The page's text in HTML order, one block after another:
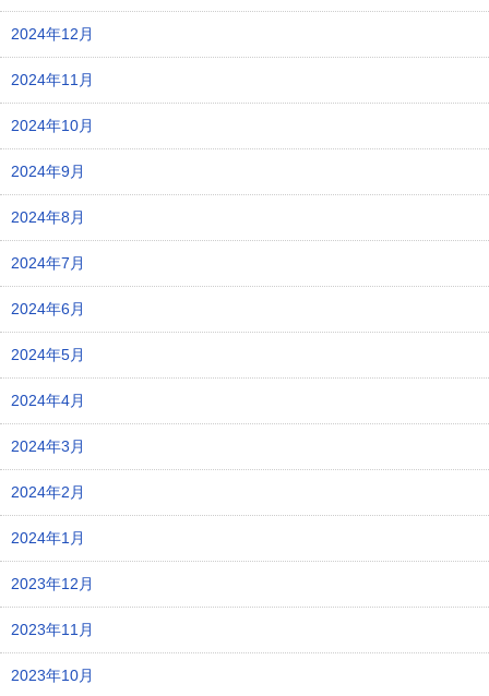
2024年12月
2024年11月
2024年10月
2024年9月
2024年8月
2024年7月
2024年6月
2024年5月
2024年4月
2024年3月
2024年2月
2024年1月
2023年12月
2023年11月
2023年10月